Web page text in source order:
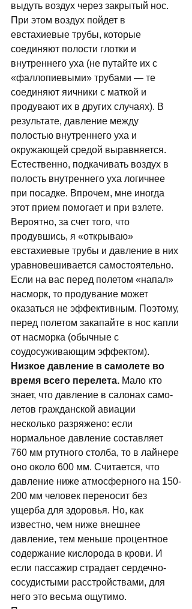
выдуть воздух через закрытый нос.
При этом воздух пойдет в
евстахиевые трубы, которые
соединяют полости глотки и
внутреннего уха (не путайте их с
«фаллопиевыми» трубами — те
соединяют яичники с маткой и
продувают их в других случаях). В
результате, давление между
полостью внутреннего уха и
окружающей средой выравняется.
Естественно, подкачивать воздух в
полость внутреннего уха логичнее
при посадке. Впрочем, мне иногда
этот прием помогает и при взлете.
Вероятно, за счет того, что
продувшись, я «открываю»
евстахиевые трубы и давление в них
уравновешивается самостоятельно.
Если на вас перед полетом «напал»
насморк, то продувание может
оказаться не эффективным. Поэтому,
перед полетом закапайте в нос капли
от насморка (обычные с
соудосуживающим эффектом).
Низкое давление в самолете во
время всего перелета. Мало кто
знает, что давление в салонах само­
летов гражданской авиации
несколько разряже­но: если
нормальное давление составляет
760 мм ртутного столба, то в лайнере
оно около 600 мм. Считается, что
давление ниже атмосферного на 150-
200 мм человек переносит без
ущерба для здоровья. Но, как
известно, чем ниже внешнее
давление, тем меньше процентное
содержание кислорода в крови. И
если пассажир страдает сердечно-
сосудистыми расстройствами, для
него это весьма ощутимо.